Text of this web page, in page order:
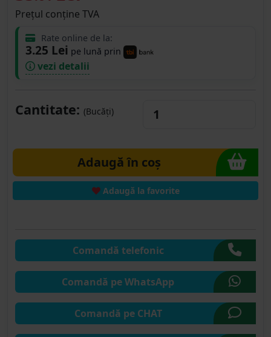
Prețul conține TVA
Rate online de la:
3.25 Lei pe lună prin
vezi detalii
Cantitate: (Bucăți)
Adaugă în coș
Adaugă la favorite
Comandă telefonic
Comandă pe WhatsApp
Comandă pe CHAT